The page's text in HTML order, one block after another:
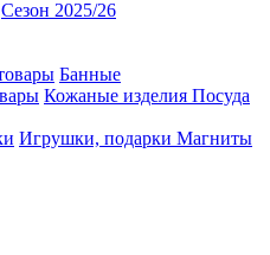
Сезон 2025/26
Банные
Кожаные изделия Посуда
Игрушки, подарки Магниты